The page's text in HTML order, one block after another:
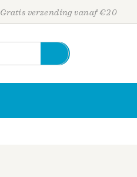
Gratis verzending vanaf €20
Personen